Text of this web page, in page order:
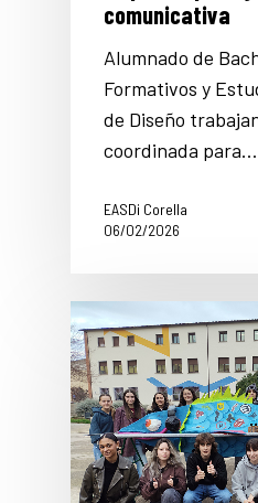
comunicativa
Alumnado de
Formativos y
de Diseño
coordinada para…
EASDi Corella
06/02/2026